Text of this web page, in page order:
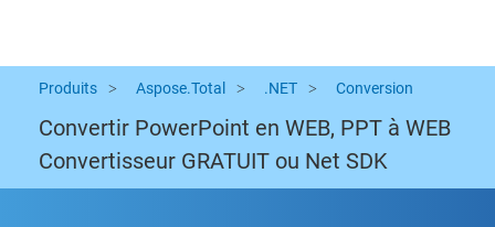
Produits Aspose.Total .NET Conversion
Convertir PowerPoint en WEB, PPT à WEB
Convertisseur GRATUIT ou Net SDK